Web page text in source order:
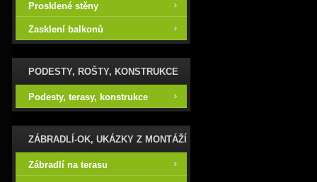
Prosklené stěny
Zasklení balkonů
PODESTY, ROŠTY, KONSTRUKCE
Podesty, terasy, konstrukce
ZÁBRADLÍ-OK, UKÁZKY Z MONTÁŽÍ
Zábradlí na terasu